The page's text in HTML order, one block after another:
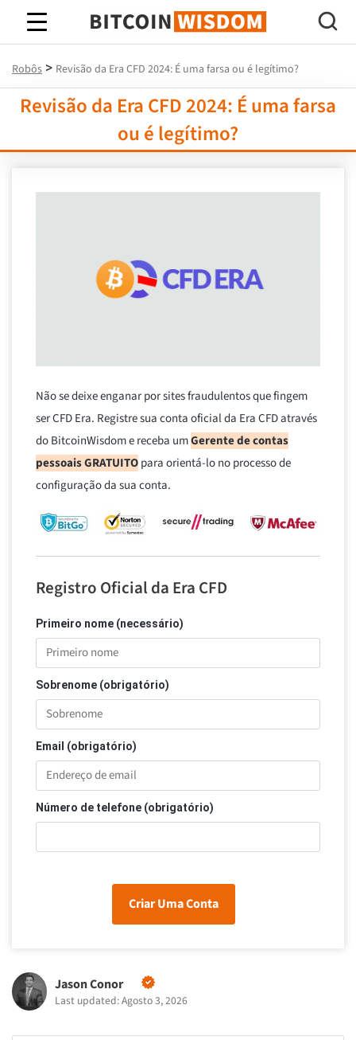
Sabedoria do Bitcoin
Robôs > Revisão da Era CFD 2024: É uma farsa ou é legítimo?
Revisão da Era CFD 2024: É uma farsa
ou é legítimo?
Não se deixe enganar por sites fraudulentos que fingem
ser CFD Era. Registre sua conta oficial da Era CFD através
do BitcoinWisdom e receba umGerente de contas
pessoais GRATUITOpara orientá-lo no processo de
configuração da sua conta.
Registro Oficial da Era CFD
Primeiro nome (necessário)
Sobrenome (obrigatório)
Email (obrigatório)
Número de telefone (obrigatório)
Criar Uma Conta
Jason Conor
Last updated: Agosto 3, 2026